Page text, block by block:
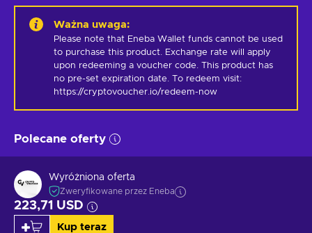
Ważna uwaga:
Please note that Eneba Wallet funds cannot be used
to purchase this product. Exchange rate will apply
upon redeeming a voucher code. This product has
no pre-set expiration date. To redeem visit:
https://cryptovoucher.io/redeem-now
Polecane oferty
Wyróżniona oferta
Zweryfikowane przez Eneba
223,71 USD
Kup teraz